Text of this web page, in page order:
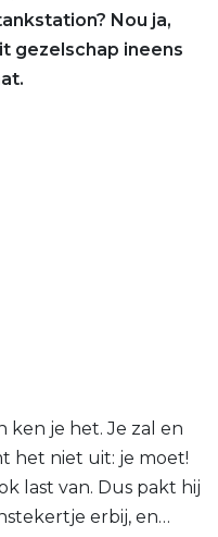
Nou ja,
gezelschap ineens
ken je het. Je zal en
het niet uit: je moet!
last van. Dus pakt hij
erbij, en…